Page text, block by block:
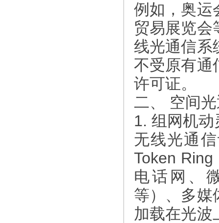
例如，奥运
贸易展览会
线光通信系
不受原有通
许可证。
二、 空间
1. 组网机动
无线光通
Token
电话网、
等）、多媒
加载在光波